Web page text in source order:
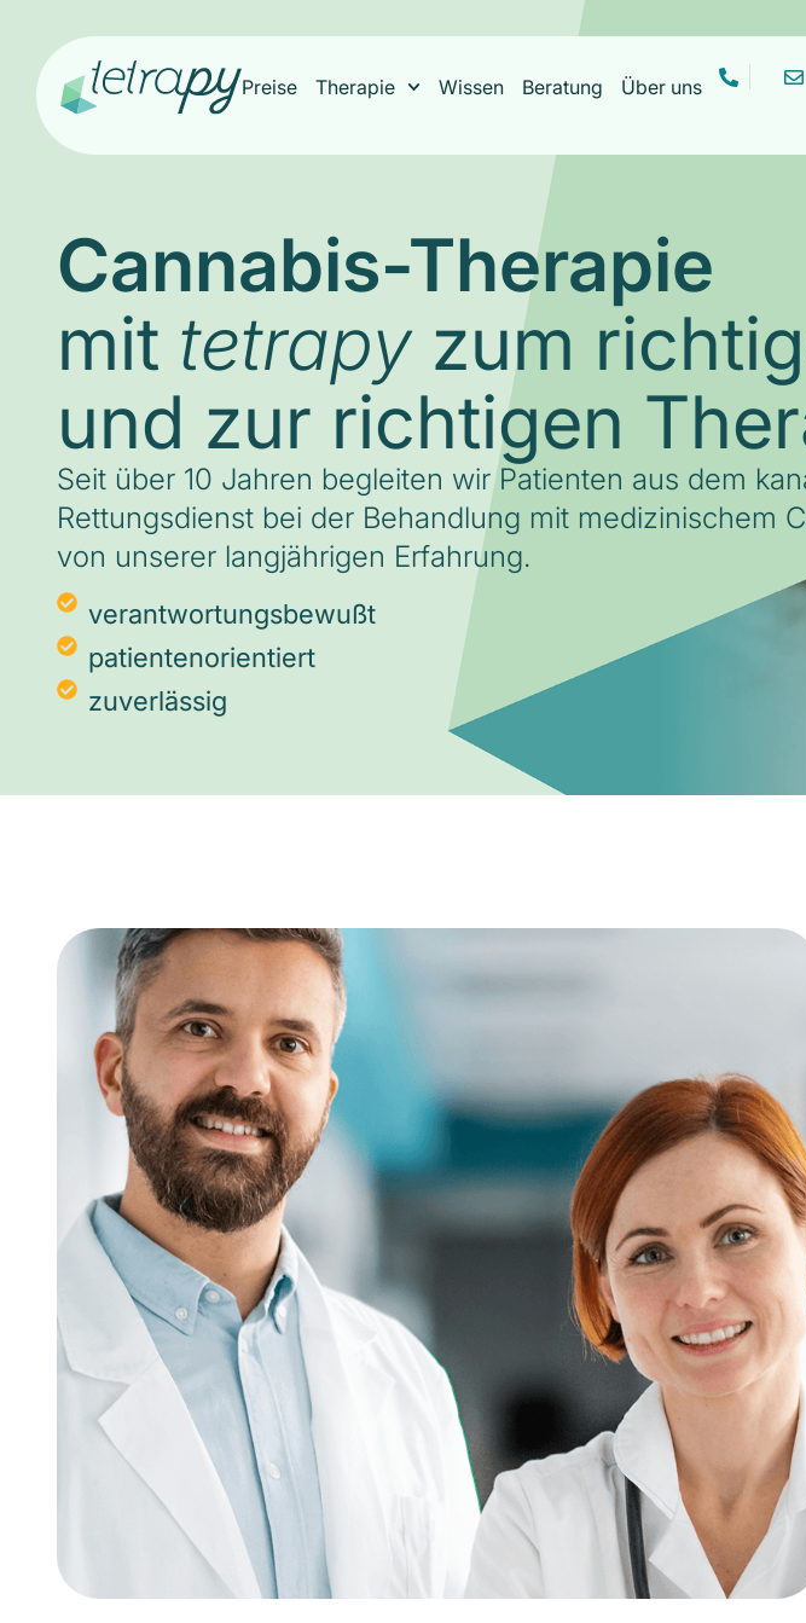
Preise Therapie Wissen Beratung Über uns
Cannabis-Therapie
mit tetrapyzum
und zur richtigen
Seit über 10 Jahren begleiten wir Patienten aus dem
Rettungsdienst bei der Behandlung mit medizinischem
von unserer langjährigen Erfahrung.
verantwortungsbewußt
patientenorientiert
zuverlässig